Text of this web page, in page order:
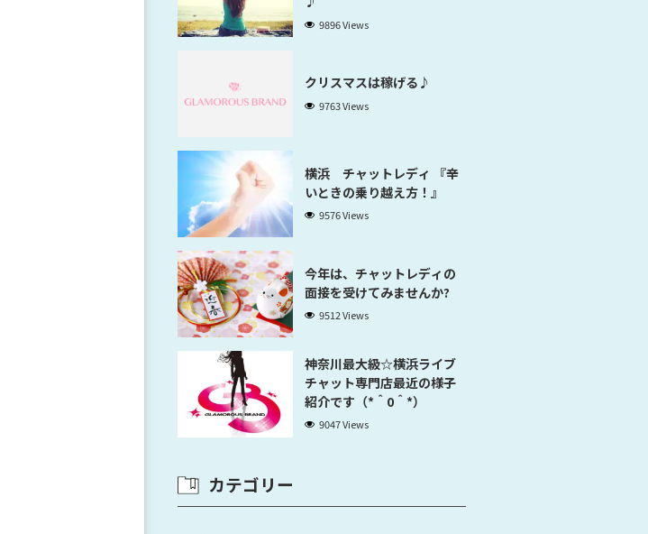
9896 Views
クリスマスは稼げる♪
9763 Views
横浜 チャットレディ 『辛
いときの乗り越え方！』
9576 Views
今年は、チャットレディの
面接を受けてみませんか?
9512 Views
神奈川最大級☆横浜ライブ
チャット専門店最近の様子
紹介です（*＾0＾*）
9047 Views
カテゴリー